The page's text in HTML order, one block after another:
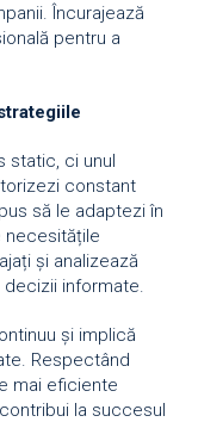
Încurajează
pentru a
static, ci unul
constant
să le adaptezi în
necesitățile
și analizează
informate.
și implică
Respectând
mai eficiente
la succesul